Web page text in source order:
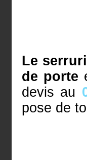
Le
de porte
devis au
pose de